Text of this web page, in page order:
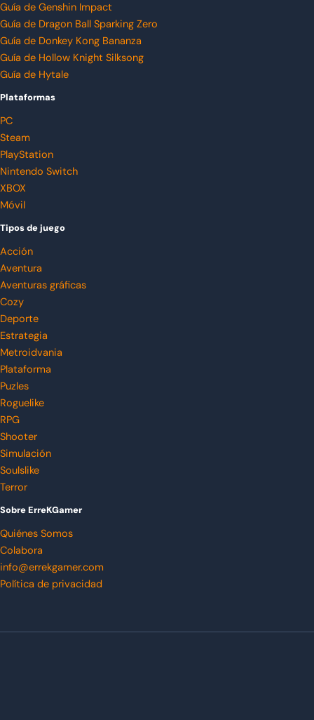
Guía de Genshin Impact
Guía de Dragon Ball Sparking Zero
Guía de Donkey Kong Bananza
Guía de Hollow Knight Silksong
Guía de Hytale
Plataformas
PC
Steam
PlayStation
Nintendo Switch
XBOX
Móvil
Tipos de juego
Acción
Aventura
Aventuras gráficas
Cozy
Deporte
Estrategia
Metroidvania
Plataforma
Puzles
Roguelike
RPG
Shooter
Simulación
Soulslike
Terror
Sobre ErreKGamer
Quiénes Somos
Colabora
info@errekgamer.com
Política de privacidad